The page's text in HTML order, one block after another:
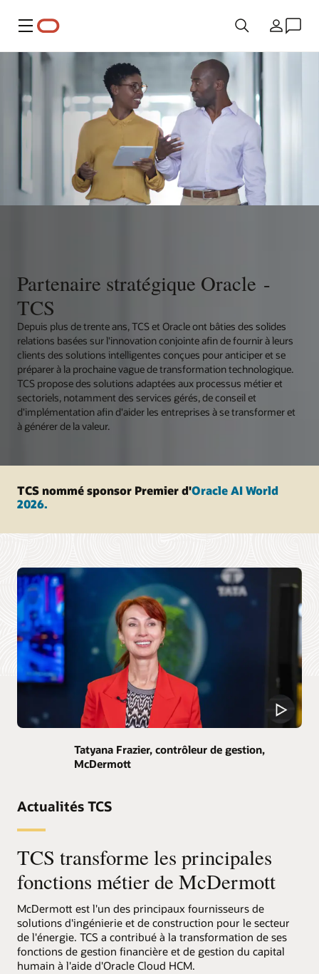
Menu Pays
Partenaire stratégique Oracle -
TCS
Depuis plus de trente ans, TCS et Oracle ont bâties des solides
relations basées sur l'innovation conjointe afin de fournir à leurs
clients des solutions intelligentes conçues pour anticiper et se
préparer à la prochaine vague de transformation technologique.
TCS propose des solutions adaptées aux processus métier et
sectoriels, notamment des services gérés, de conseil et
d'implémentation afin d'aider les entreprises à se transformer et
à générer de la valeur.
TCS nommé sponsor Premier d'Oracle AI World
2026.
Tatyana Frazier, contrôleur de gestion,
McDermott
Actualités TCS
TCS transforme les principales
fonctions métier de McDermott
McDermott est l'un des principaux fournisseurs de
solutions d'ingénierie et de construction pour le secteur
de l'énergie. TCS a contribué à la transformation de ses
fonctions de gestion financière et de gestion du capital
humain à l'aide d'Oracle Cloud HCM.